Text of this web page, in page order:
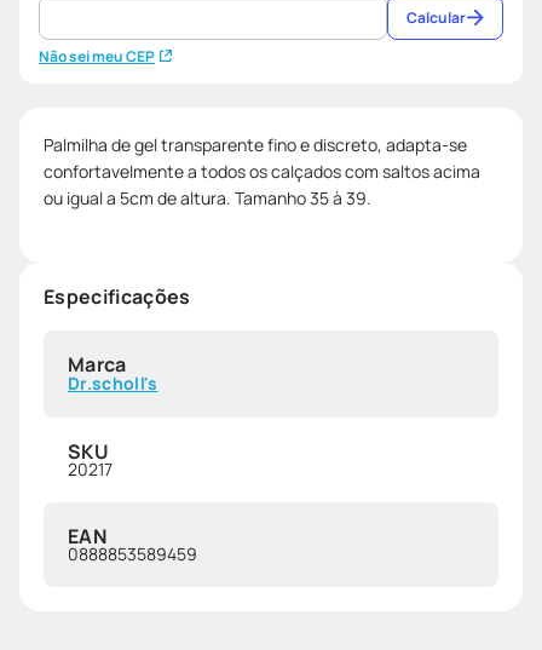
Não sei meu CEP
Calcular
Palmilha de gel transparente fino e discreto, adapta-se
confortavelmente a todos os calçados com saltos acima
ou igual a 5cm de altura. Tamanho 35 à 39.
Especificações
Marca
Dr.scholl's
SKU
20217
EAN
0888853589459